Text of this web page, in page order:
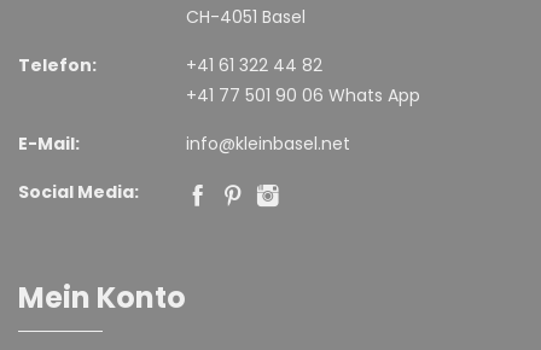
CH-4051 Basel
Telefon:
+41 61 322 44 82
+41 77 501 90 06 Whats App
E-Mail:
info@kleinbasel.net
Social Media:
Mein Konto